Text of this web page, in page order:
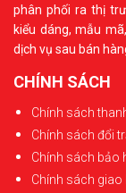
phân phối ra thị
kiểu dáng, mẫu
dịch vụ sau bán
CHÍNH SÁCH
Chính sách
Chính sách đổi
Chính sách bảo
Chính sách giao